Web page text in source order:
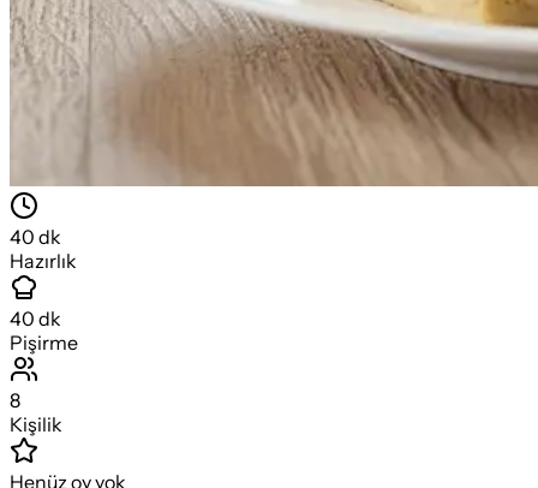
40 dk
Hazırlık
40 dk
Pişirme
8
Kişilik
Henüz oy yok